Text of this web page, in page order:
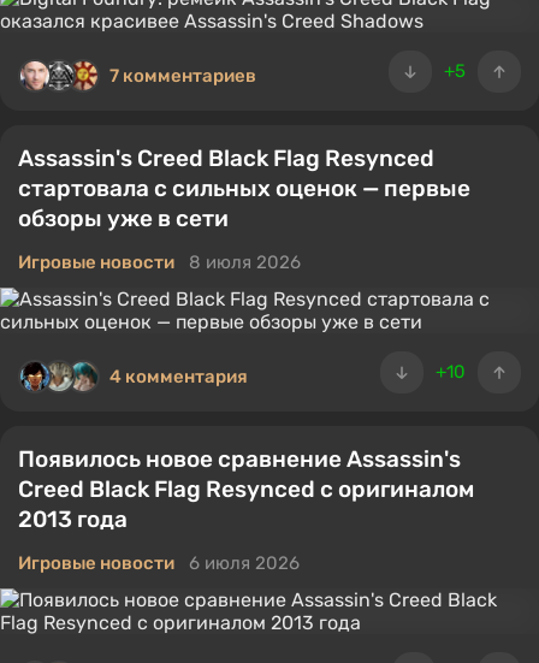
+5
7 комментариев
Assassin's Creed Black Flag Resynced
стартовала с сильных оценок — первые
обзоры уже в сети
Игровые новости 8 июля 2026
+10
4 комментария
Появилось новое сравнение Assassin's
Creed Black Flag Resynced с оригиналом
2013 года
Игровые новости 6 июля 2026